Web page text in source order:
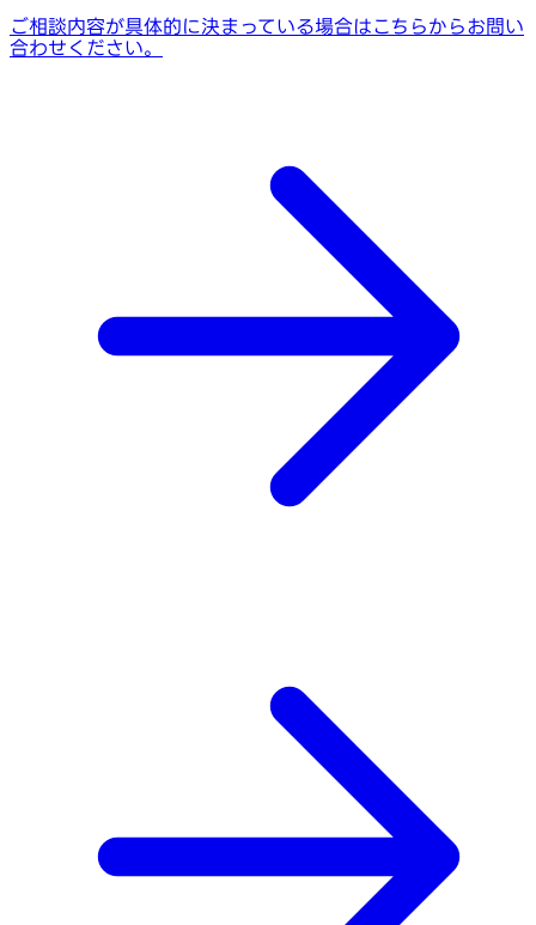
ご相談内容が具体的に決まっている場合はこちらからお問い
合わせください。